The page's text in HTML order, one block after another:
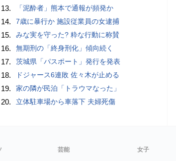
13. 「泥酔者」熊本で通報が頻発か
14. 7歳に暴行か 施設従業員の女逮捕
15. みな実を守った? 粋な行動に称賛
16. 無期刑の「終身刑化」傾向続く
17. 茨城県「パスポート」発行を発表
18. ドジャース6連敗 佐々木が止める
19. 家の隣が民泊「トラウマなった」
20. 立体駐車場から車落下 夫婦死傷
芸能 女子